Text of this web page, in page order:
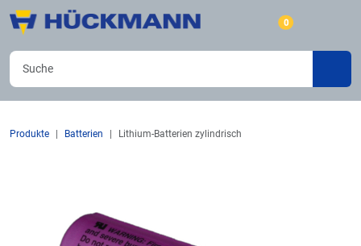
0
Produkte Batterien Lithium-Batterien zylindrisch